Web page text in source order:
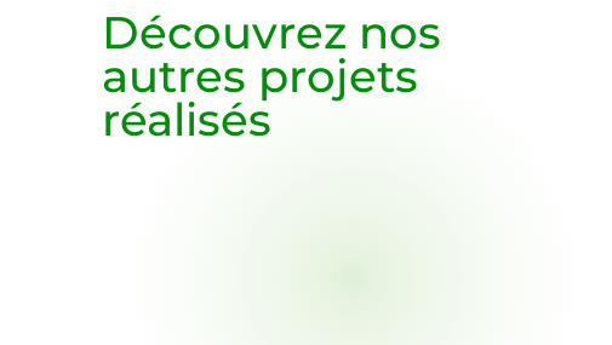
Découvrez nos
autres projets
réalisés